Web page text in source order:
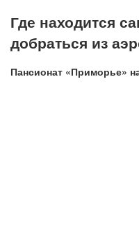
Где находится
добраться из
Пансионат «Приморье»